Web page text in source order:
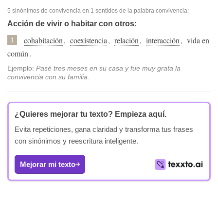
Temas populares
Temas recientes
5 sinónimos de convivencia en 1 sentidos de la palabra convivencia:
Acción de vivir o habitar con otros:
1 cohabitación, coexistencia, relación, interacción, vida en
común.
Ejemplo: Pasé tres meses en su casa y fue muy grata la
convivencia con su familia.
¿Quieres mejorar tu texto? Empieza aquí.
Evita repeticiones, gana claridad y transforma tus frases
con sinónimos y reescritura inteligente.
Mejorar mi texto